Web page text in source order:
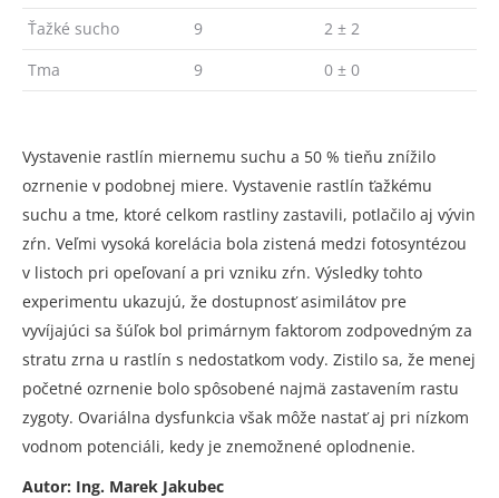
Ťažké sucho
9
2 ± 2
Tma
9 0 ± 0
Vystavenie rastlín miernemu suchu a 50 % tieňu znížilo
ozrnenie v podobnej miere. Vystavenie rastlín ťažkému
suchu a tme, ktoré celkom rastliny zastavili, potlačilo aj vývin
zŕn. Veľmi vysoká korelácia bola zistená medzi fotosyntézou
v listoch pri opeľovaní a pri vzniku zŕn. Výsledky tohto
experimentu ukazujú, že dostupnosť asimilátov pre
vyvíjajúci sa šúľok bol primárnym faktorom zodpovedným za
stratu zrna u rastlín s nedostatkom vody. Zistilo sa, že menej
početné ozrnenie bolo spôsobené najmä zastavením rastu
zygoty. Ovariálna dysfunkcia však môže nastať aj pri nízkom
vodnom potenciáli, kedy je znemožnené oplodnenie.
Autor: Ing. Marek Jakubec